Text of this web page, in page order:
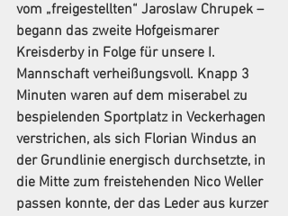
vom „freigestellten“ Jaroslaw Chrupek –
begann das zweite Hofgeismarer
Kreisderby in Folge für unsere I.
Mannschaft verheißungsvoll. Knapp 3
Minuten waren auf dem miserabel zu
bespielenden Sportplatz in Veckerhagen
verstrichen, als sich Florian Windus an
der Grundlinie energisch durchsetzte, in
die Mitte zum freistehenden Nico Weller
passen konnte, der das Leder aus kurzer